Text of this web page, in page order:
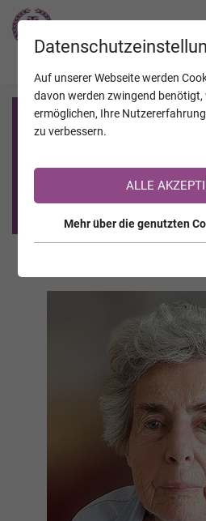
Registrierung auf
Sie sind noch nicht auf
>> zur kostenlosen
Auf unserer Webseite werden
davon werden zwingend
ermöglichen, Ihre
zu verbessern.
ALLE
Mehr über die genutzten
JAHRESTAGE